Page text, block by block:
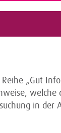
„Gut
welche
in der